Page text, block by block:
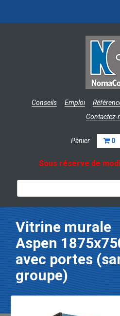
Conseils Emploi
Contactez-
Panier 0
Sous réserve de
Vitrine murale
Aspen
avec portes
groupe)